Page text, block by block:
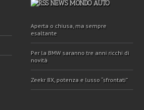
NEWS MONDO AUTO
Aperta o chiusa, ma sempre
esaltante
Per la BMW saranno tre anni ricchi di
novità
Zeekr 8X, potenza e lusso “sfrontati”